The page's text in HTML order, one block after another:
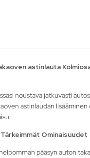
astinlauta
noustava jatkuvasti
astinlaudan lisääminen
Ominaisuudet
pääsyn auton